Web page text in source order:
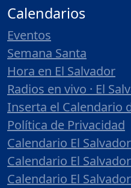
Calendarios
Eventos
Semana Santa
Hora en El Salvador
Radios en vivo · El
Inserta el Calendario
Política de Privacidad
Calendario El
Calendario El
Calendario El